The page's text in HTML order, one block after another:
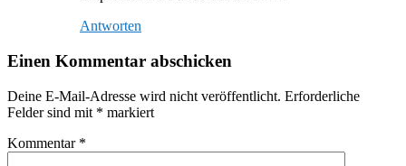
Antworten
Einen Kommentar abschicken
Deine E-Mail-Adresse wird nicht veröffentlicht. Erforderliche
Felder sind mit * markiert
Kommentar *